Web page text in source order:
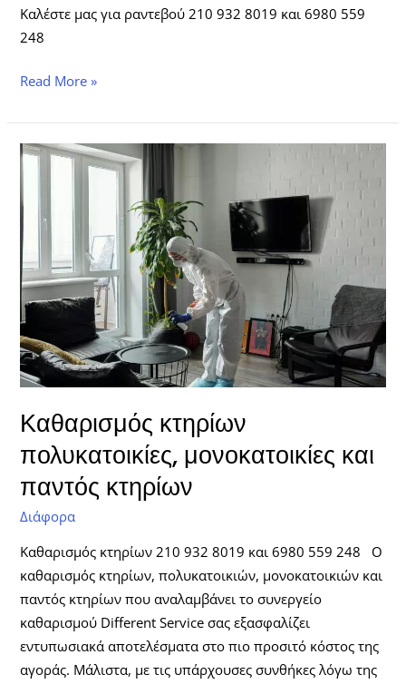
Καλέστε μας για ραντεβού 210 932 8019 και 6980 559
248
Read More »
Καθαρισμός κτηρίων
πολυκατοικίες, μονοκατοικίες και
παντός κτηρίων
Διάφορα
Καθαρισμός κτηρίων 210 932 8019 και 6980 559 248 Ο
καθαρισμός κτηρίων, πολυκατοικιών, μονοκατοικιών και
παντός κτηρίων που αναλαμβάνει το συνεργείο
καθαρισμού Different Service σας εξασφαλίζει
εντυπωσιακά αποτελέσματα στο πιο προσιτό κόστος της
αγοράς. Μάλιστα, με τις υπάρχουσες συνθήκες λόγω της
Καθαρισμός
πολυκατοικίες,
μονοκατοικίες
και
παντός
κτηρίων